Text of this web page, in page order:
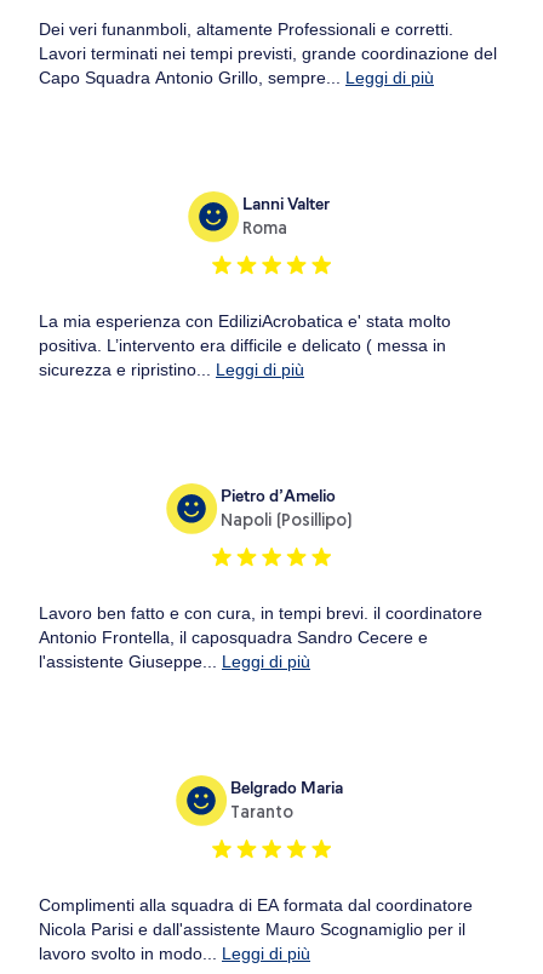
Dei veri funanmboli, altamente Professionali e corretti.
Lavori terminati nei tempi previsti, grande coordinazione del
Capo Squadra Antonio Grillo, sempre... Leggi di più
Lanni Valter
Roma
La mia esperienza con EdiliziAcrobatica e' stata molto
positiva. L’intervento era difficile e delicato ( messa in
sicurezza e ripristino... Leggi di più
Pietro d’Amelio
Napoli (Posillipo)
Lavoro ben fatto e con cura, in tempi brevi. il coordinatore
Antonio Frontella, il caposquadra Sandro Cecere e
l'assistente Giuseppe... Leggi di più
Belgrado Maria
Taranto
Complimenti alla squadra di EA formata dal coordinatore
Nicola Parisi e dall'assistente Mauro Scognamiglio per il
lavoro svolto in modo... Leggi di più